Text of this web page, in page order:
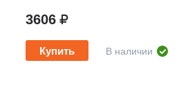
3606
Купить В наличии